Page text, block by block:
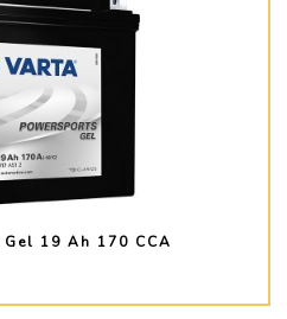
19 Ah 170 CCA